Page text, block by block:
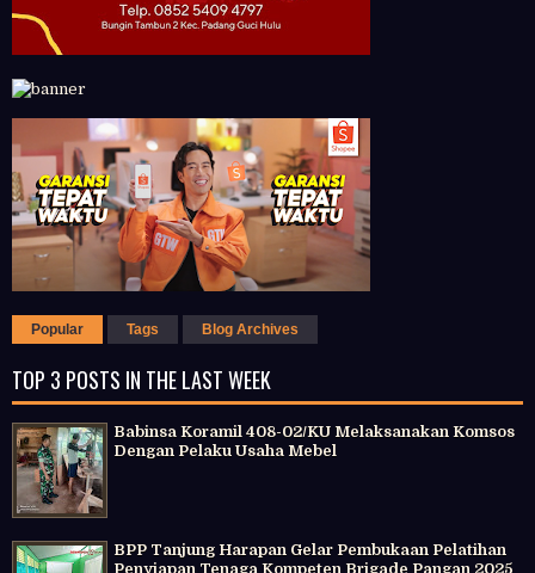
Popular Tags Blog Archives
TOP 3 POSTS IN THE LAST WEEK
Babinsa Koramil 408-02/KU Melaksanakan Komsos
Dengan Pelaku Usaha Mebel
BPP Tanjung Harapan Gelar Pembukaan Pelatihan
Penyiapan Tenaga Kompeten Brigade Pangan 2025